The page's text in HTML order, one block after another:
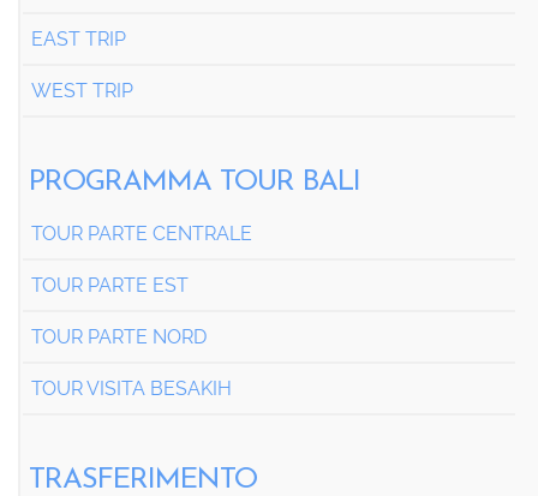
EAST TRIP
WEST TRIP
PROGRAMMA TOUR BALI
TOUR PARTE CENTRALE
TOUR PARTE EST
TOUR PARTE NORD
TOUR VISITA BESAKIH
TRASFERIMENTO